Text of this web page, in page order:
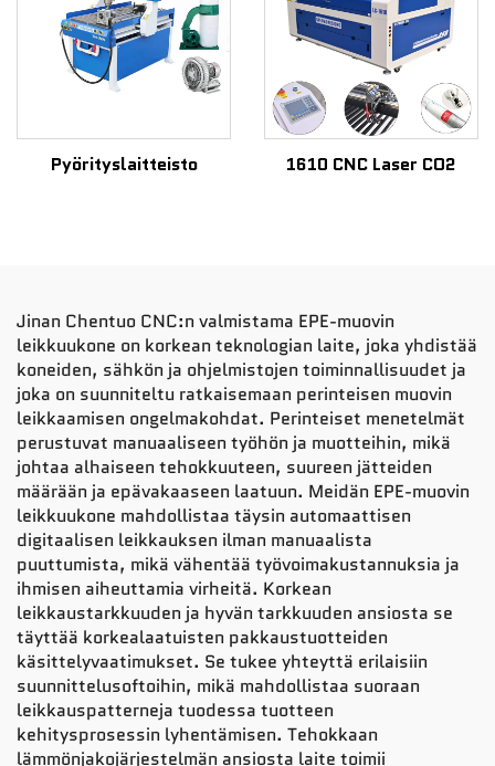
Pyörityslaitteisto 1610 CNC Laser CO2
Jinan Chentuo CNC:n valmistama EPE-muovin
leikkuukone on korkean teknologian laite, joka yhdistää
koneiden, sähkön ja ohjelmistojen toiminnallisuudet ja
joka on suunniteltu ratkaisemaan perinteisen muovin
leikkaamisen ongelmakohdat. Perinteiset menetelmät
perustuvat manuaaliseen työhön ja muotteihin, mikä
johtaa alhaiseen tehokkuuteen, suureen jätteiden
määrään ja epävakaaseen laatuun. Meidän EPE-muovin
leikkuukone mahdollistaa täysin automaattisen
digitaalisen leikkauksen ilman manuaalista
puuttumista, mikä vähentää työvoimakustannuksia ja
ihmisen aiheuttamia virheitä. Korkean
leikkaustarkkuuden ja hyvän tarkkuuden ansiosta se
täyttää korkealaatuisten pakkaustuotteiden
käsittelyvaatimukset. Se tukee yhteyttä erilaisiin
suunnittelusoftoihin, mikä mahdollistaa suoraan
leikkauspatterneja tuodessa tuotteen
kehitysprosessin lyhentämisen. Tehokkaan
lämmönjakojärjestelmän ansiosta laite toimii